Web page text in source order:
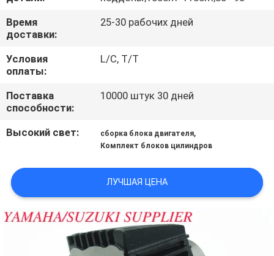
НОВОСТИ
СПРОСИТЕ
КАРТА
PRIVACY
POLICY
Время
доставки:
25-30 рабочих дней
Условия
оплаты:
L/C, T/T
Поставка
способности:
10000 штук 30 дней
Высокий свет: сборка блока двигателя,
Комплект блоков цилиндров
ЛУЧШАЯ ЦЕНА